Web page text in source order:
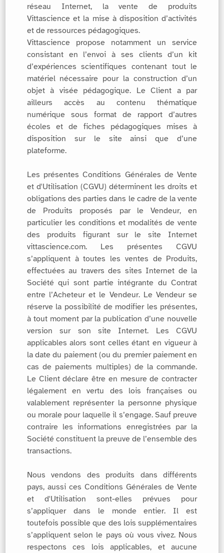
réseau Internet, la vente de produits
Vittascience et la mise à disposition d’activités
et de ressources pédagogiques.
Vittascience propose notamment un service
consistant en l’envoi à ses clients d’un kit
d’expériences scientifiques contenant tout le
matériel nécessaire pour la construction d’un
objet à visée pédagogique. Le Client a par
ailleurs accès au contenu thématique
numérique sous format de rapport d’autres
écoles et de fiches pédagogiques mises à
disposition sur le site ainsi que d’une
plateforme.
Les présentes Conditions Générales de Vente
et d'Utilisation (CGVU) déterminent les droits et
obligations des parties dans le cadre de la vente
de Produits proposés par le Vendeur, en
particulier les conditions et modalités de vente
des produits figurant sur le site Internet
vittascience.com. Les présentes CGVU
s’appliquent à toutes les ventes de Produits,
effectuées au travers des sites Internet de la
Société qui sont partie intégrante du Contrat
entre l’Acheteur et le Vendeur. Le Vendeur se
réserve la possibilité de modifier les présentes,
à tout moment par la publication d’une nouvelle
version sur son site Internet. Les CGVU
applicables alors sont celles étant en vigueur à
la date du paiement (ou du premier paiement en
cas de paiements multiples) de la commande.
Le Client déclare être en mesure de contracter
légalement en vertu des lois françaises ou
valablement représenter la personne physique
ou morale pour laquelle il s’engage. Sauf preuve
contraire les informations enregistrées par la
Société constituent la preuve de l’ensemble des
transactions.
Nous vendons des produits dans différents
pays, aussi ces Conditions Générales de Vente
et d'Utilisation sont-elles prévues pour
s’appliquer dans le monde entier. Il est
toutefois possible que des lois supplémentaires
s’appliquent selon le pays où vous vivez. Nous
respectons ces lois applicables, et aucune